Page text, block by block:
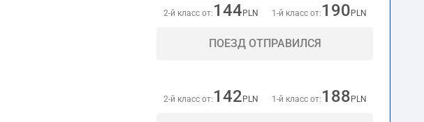
2-й класс от: 144 PLN 1-й класс от: 190 PLN
ПОЕЗД ОТПРАВИЛСЯ
2-й класс от: 142 PLN 1-й класс от: 188 PLN